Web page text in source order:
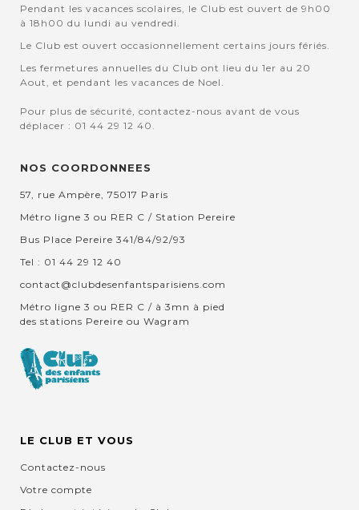
Pendant les vacances scolaires, le Club est ouvert de 9h00
à 18h00 du lundi au vendredi.
Le Club est ouvert occasionnellement certains jours fériés.
Les fermetures annuelles du Club ont lieu du 1er au 20
Aout, et pendant les vacances de Noel.
Pour plus de sécurité, contactez-nous avant de vous
déplacer : 01 44 29 12 40.
NOS COORDONNEES
57, rue Ampère, 75017 Paris
Métro ligne 3 ou RER C / Station Pereire
Bus Place Pereire 341/84/92/93
Tel : 01 44 29 12 40
contact@clubdesenfantsparisiens.com
Métro ligne 3 ou RER C / à 3mn à pied
des stations Pereire ou Wagram
LE CLUB ET VOUS
Contactez-nous
Votre compte